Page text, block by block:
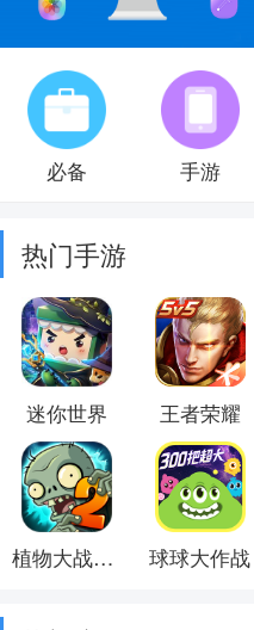
必备 手游
热门手游
迷你世界 王者荣耀
植物大战僵尸2 球球大作战